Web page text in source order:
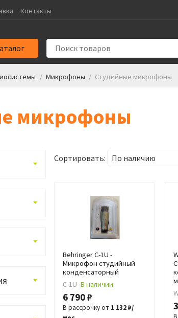
Контакты
/ Микрофоны / Студийные микрофоны
микрофоны
Сортировать:
Behringer C-1U -
Микрофон студийный
конденсаторный
C-1U В наличии
6 790 ₽
В рассрочку от 1 132 ₽/